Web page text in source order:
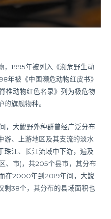
1995年被列入《濒危野生动
年被《中国濒危动物红皮书》
椎动物红色名录》列为极危物
旗舰物种。
大鲵野外种群曾经广泛分布
游、上游地区及其支流的淡水
珠江、长江流域中下游，遍及
、市)，共205个县市，其分布
在2000年到2019年间，大鲵
剩38个，其分布的县域面积也